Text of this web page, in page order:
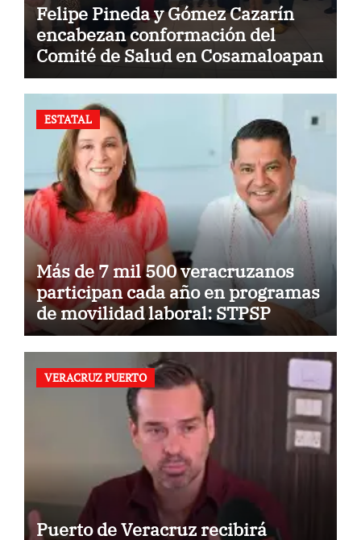
Felipe Pineda y Gómez Cazarín
encabezan conformación del
Comité de Salud en Cosamaloapan
ESTATAL
Más de 7 mil 500 veracruzanos
participan cada año en programas
de movilidad laboral: STPSP
VERACRUZ PUERTO
Puerto de Veracruz recibirá